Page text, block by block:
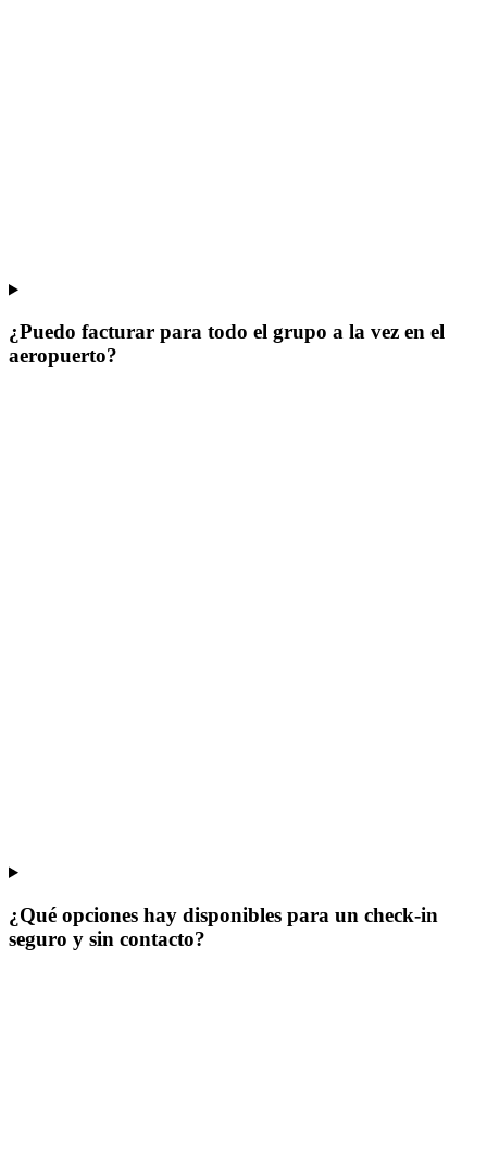
¿Puedo facturar para todo el grupo a la vez en el
aeropuerto?
¿Qué opciones hay disponibles para un check-in
seguro y sin contacto?